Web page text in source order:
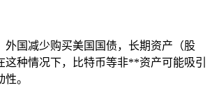
外国减少购买美国国债，长期资产（股
这种情况下，比特币等非**资产可能吸引
。